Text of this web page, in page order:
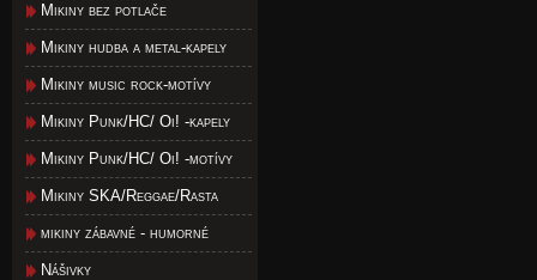
Mikiny bez potlače
Mikiny hudba a metal-kapely
Mikiny music rock-motívy
Mikiny Punk/HC/ Oi! -kapely
Mikiny Punk/HC/ Oi! -motívy
Mikiny SKA/Reggae/Rasta
mikiny zábavné - humorné
Nášivky